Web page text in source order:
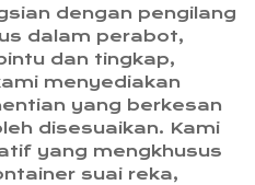
dengan pengilang
dalam perabot,
dan tingkap,
menyediakan
yang berkesan
disesuaikan. Kami
yang mengkhusus
suai reka,